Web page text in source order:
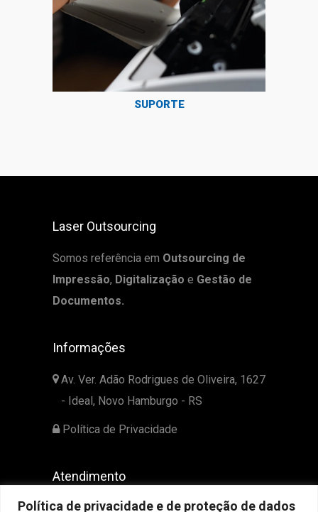
Política de privacidade e de proteção de dados
SUPORTE
Laser Outsourcing
Somos referência em Outsourcing de
Impressão, Digitalização e Gestão de
Documentos.
Informações
Av. Ver. Adão Rodrigues de Oliveira, 1627
- Ideal, Novo Hamburgo - RS
Política de Privacidade
Atendimento
51 3525-2139